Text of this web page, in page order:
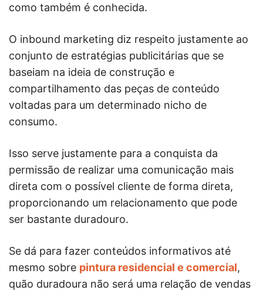
como também é conhecida.
O inbound marketing diz respeito justamente ao
conjunto de estratégias publicitárias que se
baseiam na ideia de construção e
compartilhamento das peças de conteúdo
voltadas para um determinado nicho de
consumo.
Isso serve justamente para a conquista da
permissão de realizar uma comunicação mais
direta com o possível cliente de forma direta,
proporcionando um relacionamento que pode
ser bastante duradouro.
Se dá para fazer conteúdos informativos até
mesmo sobre pintura residencial e comercial,
quão duradoura não será uma relação de vendas